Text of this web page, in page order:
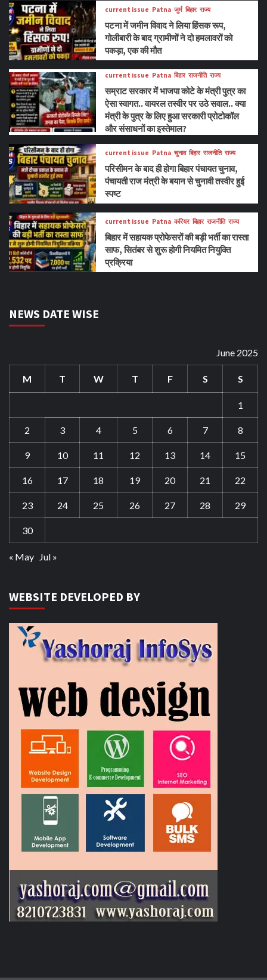
current issue Patna जुर्म बिहार राज्य
पटना में जमीन विवाद ने लिया हिंसक रूप,
गोलीबारी के बाद ग्रामीणों ने दो हमलावरों को
पकड़ा, एक की मौत
current issue Patna बिहार राजनीति राज्य
सम्राट सरकार में भाजपा कोटे के मंत्री पुत्र का
ऐसा स्वागत.. वायरल तस्वीर पर उठे सवाल.. क्या
मंत्री के पुत्र के लिए हुआ सरकारी प्रोटोकॉल
और संसाधनों का इस्तेमाल?
current issue Patna चुनाव बिहार राजनीति राज्य
परिसीमन के बाद ही होगा बिहार पंचायत चुनाव,
पंचायती राज मंत्री के बयान से चुनावी तस्वीर हुई
स्पष्ट
current issue Patna करियर बिहार राजनीति राज्य
बिहार में सहायक प्रोफेसरों की बड़ी भर्ती का रास्ता
साफ, सितंबर से शुरू होगी नियमित नियुक्ति
प्रक्रिया
NEWS DATE WISE
June 2025
M T W T F S S
1
2 3 4 5 6 7 8
9 10 11 12 13 14 15
16 17 18 19 20 21 22
23 24 25 26 27 28 29
30
« May Jul »
WEBSITE DEVELOPED BY